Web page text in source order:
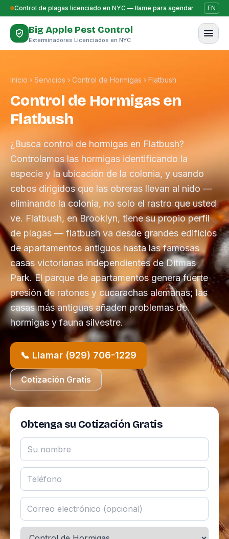
Saltar al contenido
Control de plagas licenciado en NYC — llame para agendar EN
Big Apple Pest Control
Exterminadores Licenciados en NYC
Inicio › Servicios › Control de Hormigas › Flatbush
Control de Hormigas en
Flatbush
¿Busca control de hormigas en Flatbush?
Controlamos las hormigas identificando la
especie y la ubicación de la colonia, y usando
cebos dirigidos que las obreras llevan al nido —
eliminando la colonia, no solo el rastro que usted
ve. Flatbush, en Brooklyn, tiene su propio perfil
de plagas — flatbush va desde grandes edificios
de apartamentos antiguos hasta las famosas
casas victorianas independientes de Ditmas
Park. El parque de apartamentos genera fuerte
presión de ratones y cucarachas alemanas; las
casas más antiguas añaden problemas de
hormigas y fauna silvestre.
📞 Llamar (929) 706-1229
Cotización Gratis
Obtenga su Cotización Gratis